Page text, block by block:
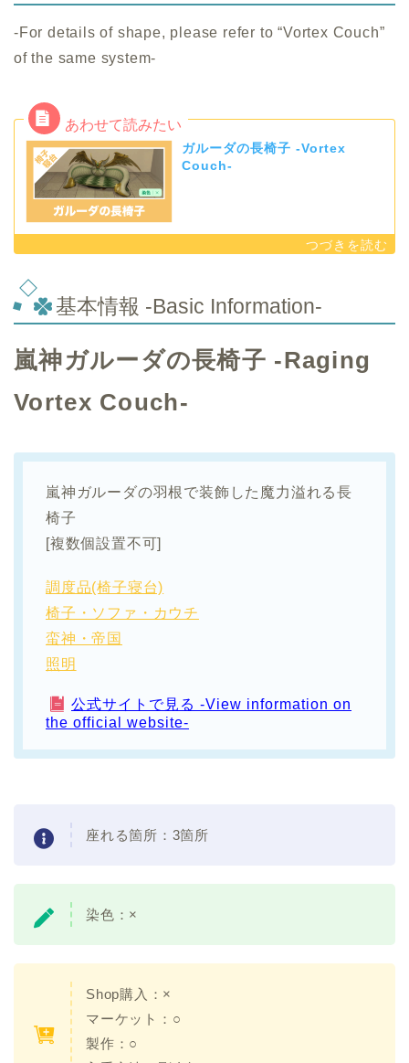
-For details of shape, please refer to “Vortex Couch”
of the same system-
ガルーダの長椅子 -Vortex
Couch-
基本情報 -Basic Information-
嵐神ガルーダの長椅子 -Raging
Vortex Couch-
嵐神ガルーダの羽根で装飾した魔力溢れる長
椅子
[複数個設置不可]
調度品(椅子寝台)
椅子・ソファ・カウチ
蛮神・帝国
照明
公式サイトで見る -View information on
the official website-
座れる箇所：3箇所
染色：×
Shop購入：×
マーケット：○
製作：○